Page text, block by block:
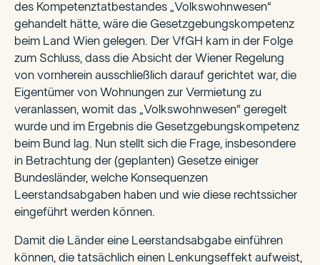
des Kompetenztatbestandes „Volkswohnwesen“
gehandelt hätte, wäre die Gesetzgebungskompetenz
beim Land Wien gelegen. Der VfGH kam in der Folge
zum Schluss, dass die Absicht der Wiener Regelung
von vornherein ausschließlich darauf gerichtet war, die
Eigentümer von Wohnungen zur Vermietung zu
veranlassen, womit das „Volkswohnwesen“ geregelt
wurde und im Ergebnis die Gesetzgebungskompetenz
beim Bund lag. Nun stellt sich die Frage, insbesondere
in Betrachtung der (geplanten) Gesetze einiger
Bundesländer, welche Konsequenzen
Leerstandsabgaben haben und wie diese rechtssicher
eingeführt werden können.
Damit die Länder eine Leerstandsabgabe einführen
können, die tatsächlich einen Lenkungseffekt aufweist,